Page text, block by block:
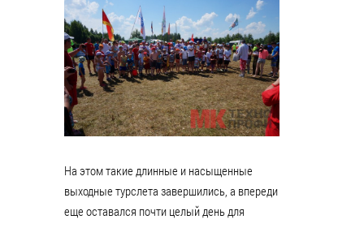
На этом такие длинные и насыщенные
выходные турслета завершились, а впереди
еще оставался почти целый день для